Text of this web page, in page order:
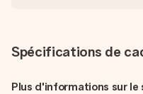
Spécifications de
Plus d'informations sur le